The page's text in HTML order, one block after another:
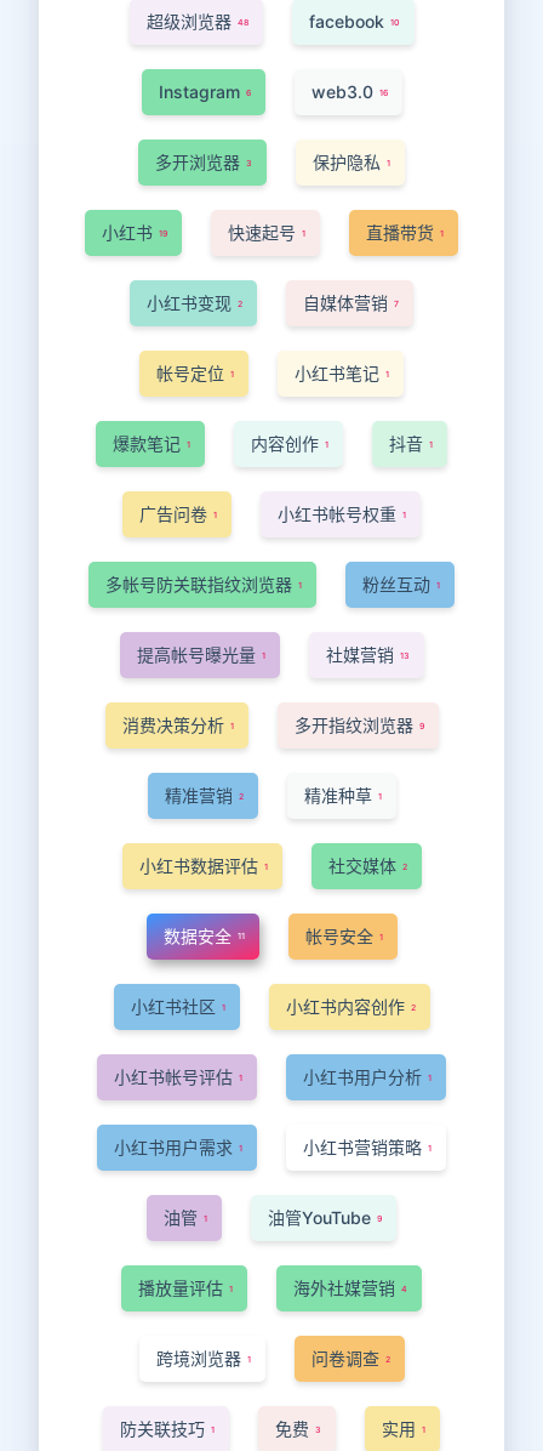
超级浏览器 48 facebook 10
Instagram 6 web3.0 16
多开浏览器 3 保护隐私 1
小红书 19 快速起号 1 直播带货 1
小红书变现 2 自媒体营销 7
帐号定位 1 小红书笔记 1
爆款笔记 1 内容创作 1 抖音 1
广告问卷 1 小红书帐号权重 1
多帐号防关联指纹浏览器 1 粉丝互动 1
提高帐号曝光量 1 社媒营销 13
消费决策分析 1 多开指纹浏览器 9
精准营销 2 精准种草 1
小红书数据评估 1 社交媒体 2
数据安全 11 帐号安全 1
小红书社区 1 小红书内容创作 2
小红书帐号评估 1 小红书用户分析 1
小红书用户需求 1 小红书营销策略 1
油管 1 油管YouTube 9
播放量评估 1 海外社媒营销 4
跨境浏览器 1 问卷调查 2
防关联技巧 1 免费 3 实用 1